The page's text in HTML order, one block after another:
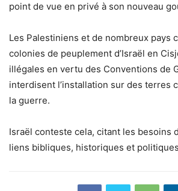
point de vue en privé à son nouveau
Les Palestiniens et de nombreux pays
colonies de peuplement d’Israël en
illégales en vertu des Conventions de
interdisent l’installation sur des terres
la guerre.
Israël conteste cela, citant les besoins
liens bibliques, historiques et